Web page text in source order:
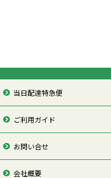
当日配達特急便
ご利用ガイド
お問い合せ
会社概要